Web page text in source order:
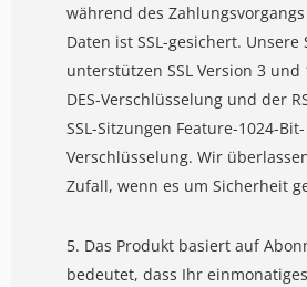
während des
Daten ist SSL-gesichert. Unsere
unterstützen SSL Version 3 und
DES-Verschlüsselung und der
SSL-Sitzungen Feature-1024-Bit-
Verschlüsselung. Wir
Zufall, wenn es um Sicherheit
5. Das Produkt basiert auf
bedeutet, dass Ihr